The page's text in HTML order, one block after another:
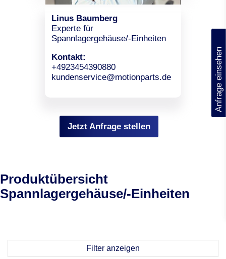
Linus Baumberg
Experte für
Spannlagergehäuse/-Einheiten
Kontakt:
+4923454390880
kundenservice@motionparts.de
Jetzt Anfrage stellen
Produktübersicht
Spannlagergehäuse/-Einheiten
Filter anzeigen
Anfrage einsehen